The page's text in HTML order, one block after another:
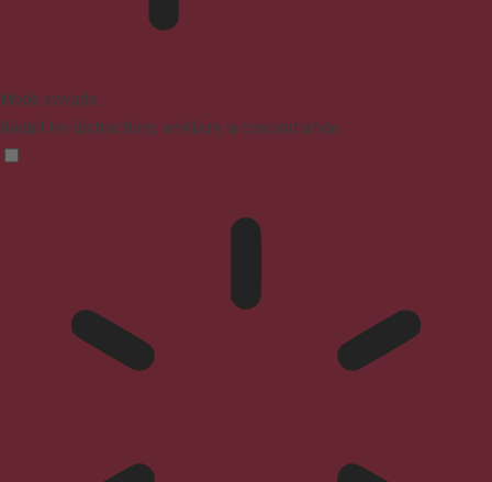
Mode aveugle
Réduit les distractions, améliore la concentration